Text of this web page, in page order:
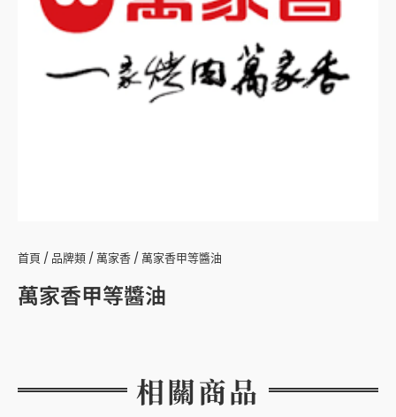
首頁 / 品牌類 /萬家香 / 萬家香甲等醬油
萬家香甲等醬油
相關商品